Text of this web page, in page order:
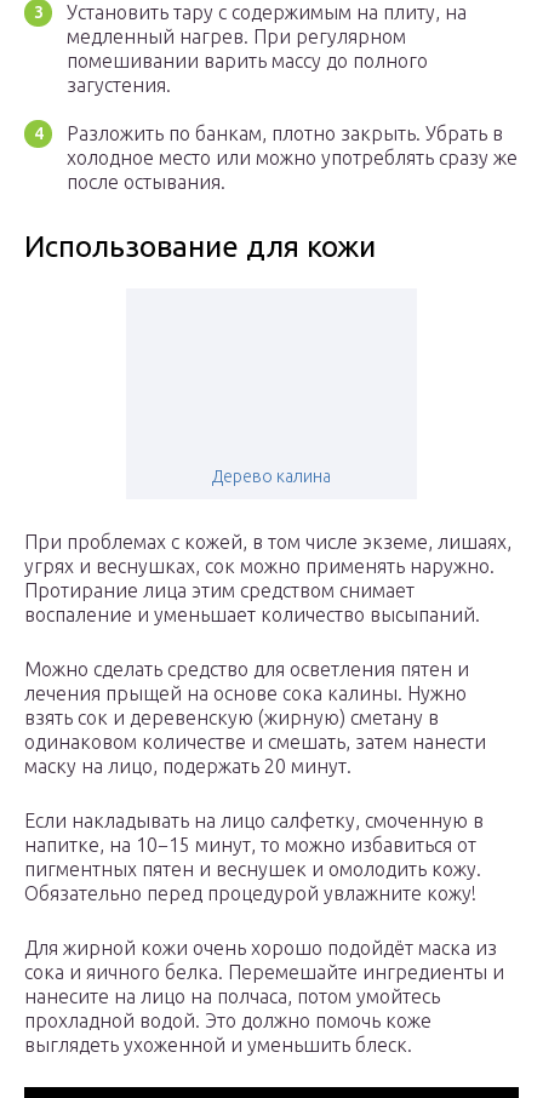
Установить тару с содержимым на плиту, на
медленный нагрев. При регулярном
помешивании варить массу до полного
загустения.
Разложить по банкам, плотно закрыть. Убрать в
холодное место или можно употреблять сразу же
после остывания.
Использование для кожи
Дерево калина
При проблемах с кожей, в том числе экземе, лишаях,
угрях и веснушках, сок можно применять наружно.
Протирание лица этим средством снимает
воспаление и уменьшает количество высыпаний.
Можно сделать средство для осветления пятен и
лечения прыщей на основе сока калины. Нужно
взять сок и деревенскую (жирную) сметану в
одинаковом количестве и смешать, затем нанести
маску на лицо, подержать 20 минут.
Если накладывать на лицо салфетку, смоченную в
напитке, на 10−15 минут, то можно избавиться от
пигментных пятен и веснушек и омолодить кожу.
Обязательно перед процедурой увлажните кожу!
Для жирной кожи очень хорошо подойдёт маска из
сока и яичного белка. Перемешайте ингредиенты и
нанесите на лицо на полчаса, потом умойтесь
прохладной водой. Это должно помочь коже
выглядеть ухоженной и уменьшить блеск.